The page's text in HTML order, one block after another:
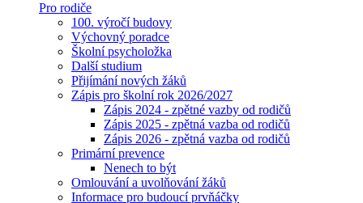
Pro rodiče
100. výročí budovy
Výchovný poradce
Školní psycholožka
Další studium
Přijímání nových žáků
Zápis pro školní rok 2026/2027
Zápis 2024 - zpětné vazby od rodičů
Zápis 2025 - zpětná vazba od rodičů
Zápis 2026 - zpětná vazba od rodičů
Primární prevence
Nenech to být
Omlouvání a uvolňování žáků
Informace pro budoucí prvňáčky